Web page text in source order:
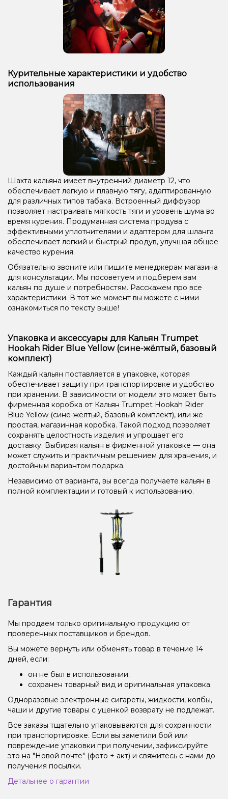
Курительные характеристики и удобство
использования
Шахта кальяна имеет внутренний диаметр 12, что
обеспечивает легкую и плавную тягу, адаптированную
для различных типов табака. Встроенный диффузор
позволяет настраивать мягкость тяги и уровень шума во
время курения. Продуманная система продува с
эффективными уплотнителями и адаптером для шланга
обеспечивает легкий и быстрый продув, улучшая общее
качество курения.
Обязательно звоните или пишите менеджерам магазина
для консультации. Мы посоветуем и подберем вам
кальян по душе и потребностям. Расскажем про все
характеристики. В тот же момент вы можете с ними
ознакомиться по тексту выше!
Упаковка и аксессуары для Кальян Trumpet
Hookah Rider Blue Yellow (сине-жёлтый, базовый
комплект)
Каждый кальян поставляется в упаковке, которая
обеспечивает защиту при транспортировке и удобство
при хранении. В зависимости от модели это может быть
фирменная коробка от Кальян Trumpet Hookah Rider
Blue Yellow (сине-жёлтый, базовый комплект), или же
простая, магазинная коробка. Такой подход позволяет
сохранять целостность изделия и упрощает его
доставку. Выбирая кальян в фирменной упаковке — она
может служить и практичным решением для хранения, и
достойным вариантом подарка.
Независимо от варианта, вы всегда получаете кальян в
полной комплектации и готовый к использованию.
Гарантия
Мы продаем только оригинальную продукцию от
проверенных поставщиков и брендов.
Вы можете вернуть или обменять товар в течение 14
дней, если:
он не был в использовании;
сохранен товарный вид и оригинальная упаковка.
Одноразовые электронные сигареты, жидкости, колбы,
чаши и другие товары с уценкой возврату не подлежат.
Все заказы тщательно упаковываются для сохранности
при транспортировке. Если вы заметили бой или
повреждение упаковки при получении, зафиксируйте
это на "Новой почте" (фото + акт) и свяжитесь с нами до
получения посылки.
Детальнее о гарантии